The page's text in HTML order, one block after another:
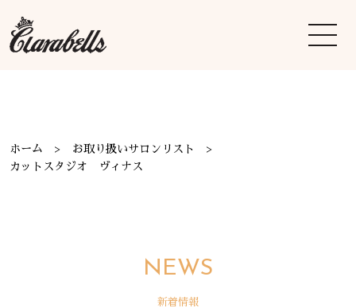
ホーム
お取り扱いサロンリスト
カットスタジオ ヴィナス
NEWS
新着情報